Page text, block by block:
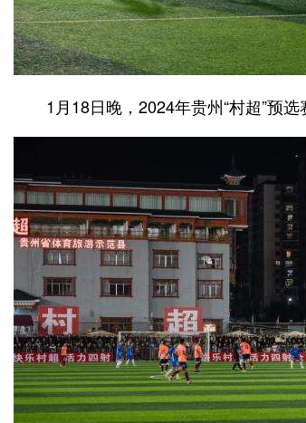
1月18日晚，2024年贵州“村超”预